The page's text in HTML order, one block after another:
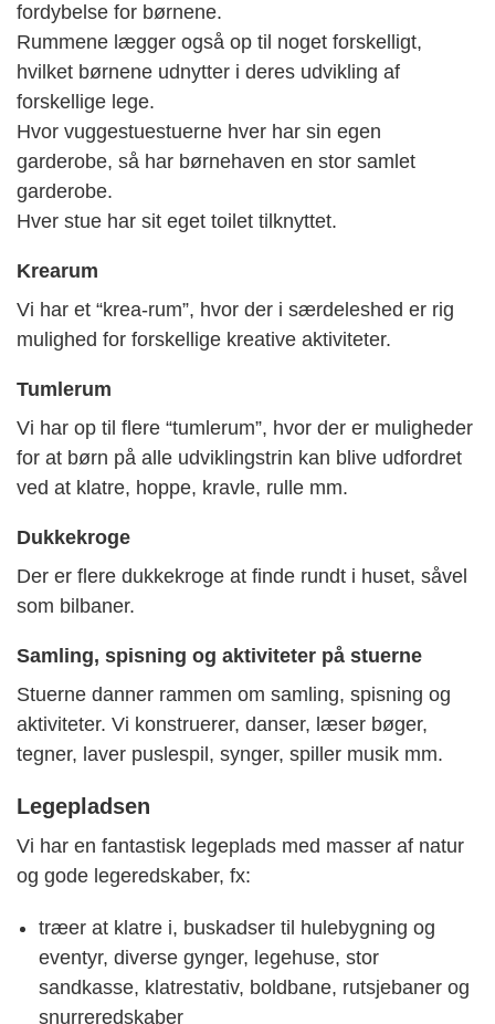
fordybelse for børnene.
Rummene lægger også op til noget forskelligt,
hvilket børnene udnytter i deres udvikling af
forskellige lege.
Hvor vuggestuestuerne hver har sin egen
garderobe, så har børnehaven en stor samlet
garderobe.
Hver stue har sit eget toilet tilknyttet.
Krearum
Vi har et “krea-rum”, hvor der i særdeleshed er rig
mulighed for forskellige kreative aktiviteter.
Tumlerum
Vi har op til flere “tumlerum”, hvor der er muligheder
for at børn på alle udviklingstrin kan blive udfordret
ved at klatre, hoppe, kravle, rulle mm.
Dukkekroge
Der er flere dukkekroge at finde rundt i huset, såvel
som bilbaner.
Samling, spisning og aktiviteter på stuerne
Stuerne danner rammen om samling, spisning og
aktiviteter. Vi konstruerer, danser, læser bøger,
tegner, laver puslespil, synger, spiller musik mm.
Legepladsen
Vi har en fantastisk legeplads med masser af natur
og gode legeredskaber, fx:
træer at klatre i, buskadser til hulebygning og
eventyr, diverse gynger, legehuse, stor
sandkasse, klatrestativ, boldbane, rutsjebaner og
snurreredskaber